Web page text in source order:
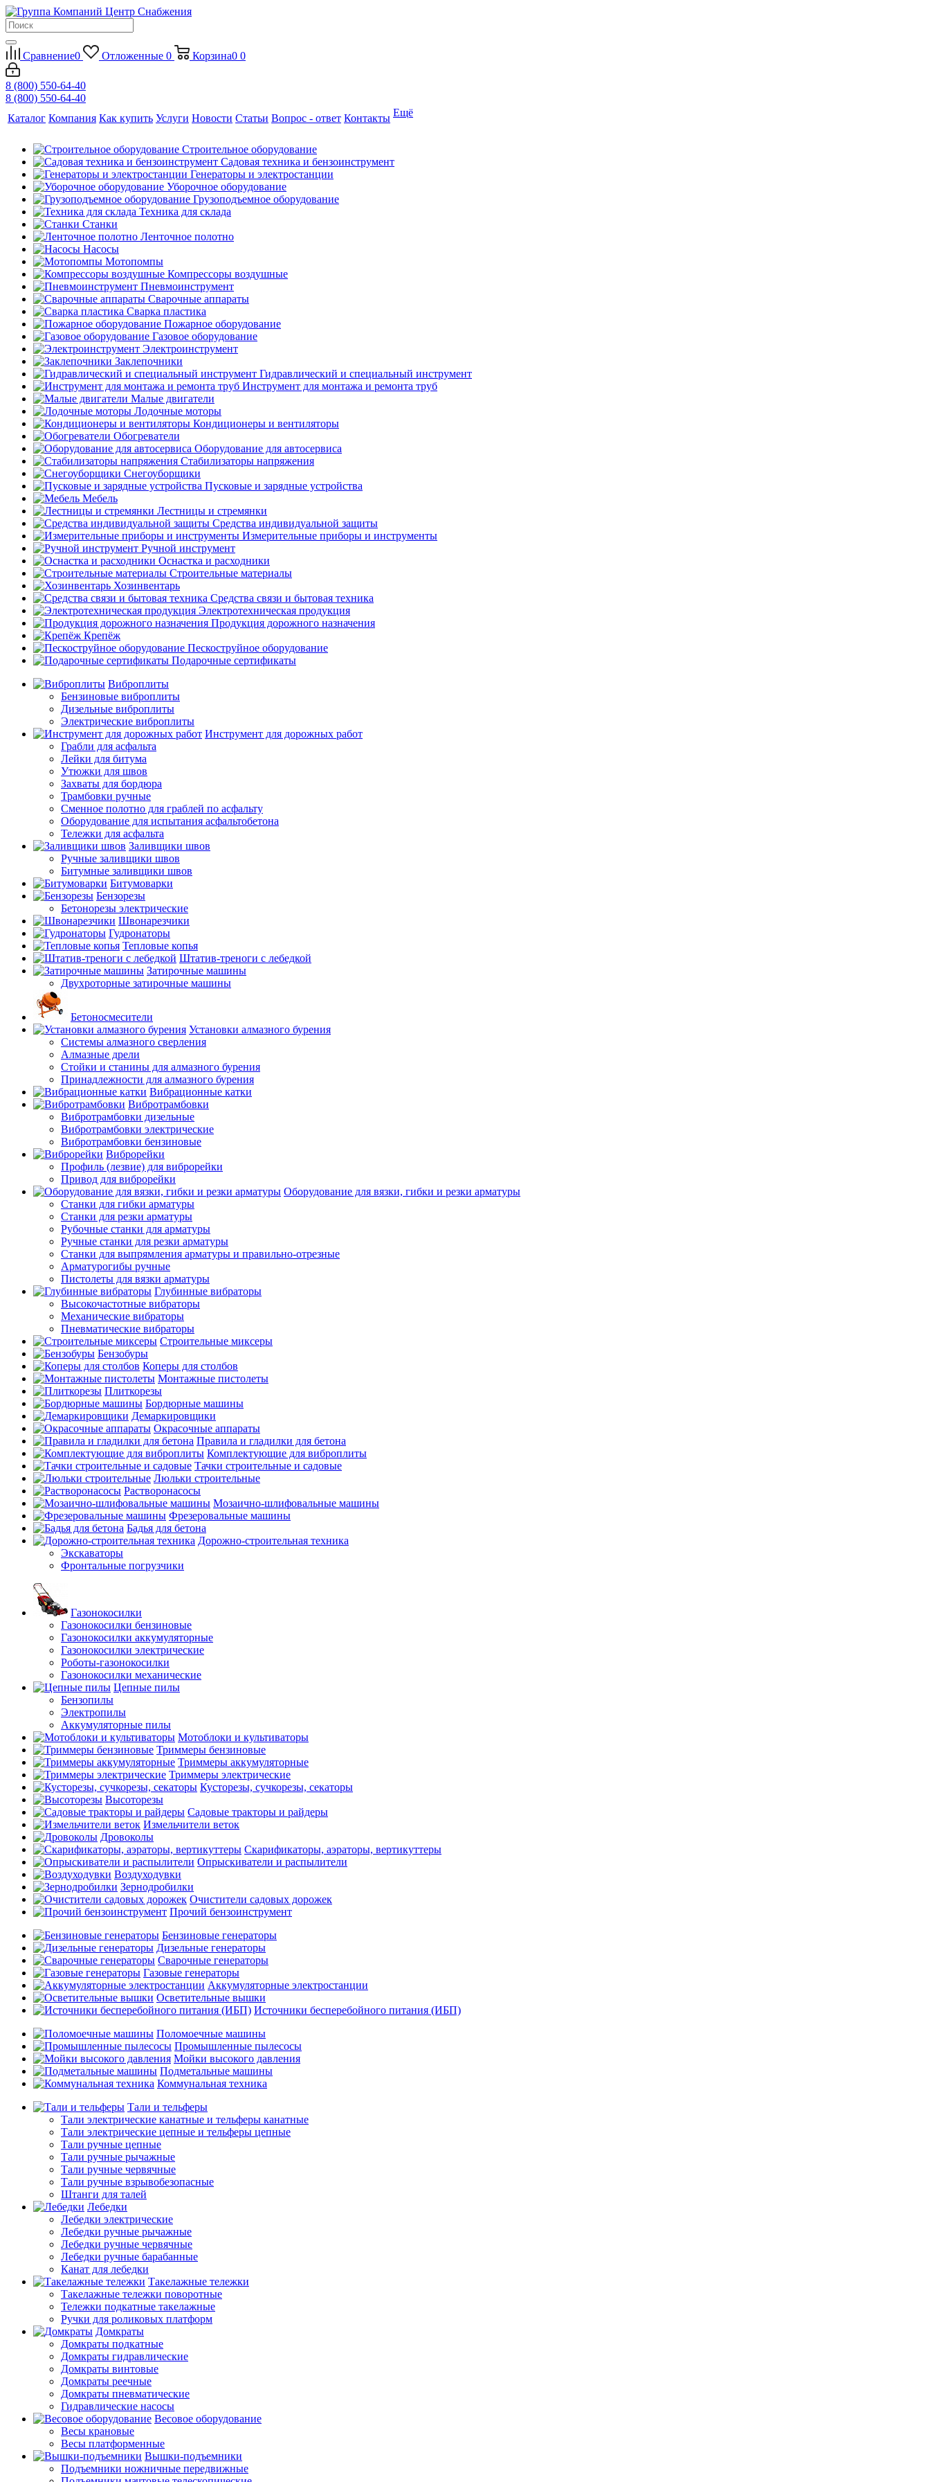
Сравнение0 Отложенные 0 Корзина0 0
8 (800) 550-64-40
8 (800) 550-64-40
Каталог Компания Как купить Услуги Новости Статьи Вопрос - ответ Контакты Ещё
Строительное оборудование
Садовая техника и бензоинструмент
Генераторы и электростанции
Уборочное оборудование
Грузоподъемное оборудование
Техника для склада
Станки
Ленточное полотно
Насосы
Мотопомпы
Компрессоры воздушные
Пневмоинструмент
Сварочные аппараты
Сварка пластика
Пожарное оборудование
Газовое оборудование
Электроинструмент
Заклепочники
Гидравлический и специальный инструмент
Инструмент для монтажа и ремонта труб
Малые двигатели
Лодочные моторы
Кондиционеры и вентиляторы
Обогреватели
Оборудование для автосервиса
Стабилизаторы напряжения
Снегоуборщики
Пусковые и зарядные устройства
Мебель
Лестницы и стремянки
Средства индивидуальной защиты
Измерительные приборы и инструменты
Ручной инструмент
Оснастка и расходники
Строительные материалы
Хозинвентарь
Средства связи и бытовая техника
Электротехническая продукция
Продукция дорожного назначения
Крепёж
Пескоструйное оборудование
Подарочные сертификаты
Виброплиты
Бензиновые виброплиты
Дизельные виброплиты
Электрические виброплиты
Инструмент для дорожных работ
Грабли для асфальта
Лейки для битума
Утюжки для швов
Захваты для бордюра
Трамбовки ручные
Сменное полотно для граблей по асфальту
Оборудование для испытания асфальтобетона
Тележки для асфальта
Заливщики швов
Ручные заливщики швов
Битумные заливщики швов
Битумоварки
Бензорезы
Бетонорезы электрические
Швонарезчики
Гудронаторы
Тепловые копья
Штатив-треноги с лебедкой
Затирочные машины
Двухроторные затирочные машины
Бетоносмесители
Установки алмазного бурения
Системы алмазного сверления
Алмазные дрели
Стойки и станины для алмазного бурения
Принадлежности для алмазного бурения
Вибрационные катки
Вибротрамбовки
Вибротрамбовки дизельные
Вибротрамбовки электрические
Вибротрамбовки бензиновые
Виброрейки
Профиль (лезвие) для виброрейки
Привод для виброрейки
Оборудование для вязки, гибки и резки арматуры
Станки для гибки арматуры
Станки для резки арматуры
Рубочные станки для арматуры
Ручные станки для резки арматуры
Станки для выпрямления арматуры и правильно-отрезные
Арматурогибы ручные
Пистолеты для вязки арматуры
Глубинные вибраторы
Высокочастотные вибраторы
Механические вибраторы
Пневматические вибраторы
Строительные миксеры
Бензобуры
Коперы для столбов
Монтажные пистолеты
Плиткорезы
Бордюрные машины
Демаркировщики
Окрасочные аппараты
Правила и гладилки для бетона
Комплектующие для виброплиты
Тачки строительные и садовые
Люльки строительные
Растворонасосы
Мозаично-шлифовальные машины
Фрезеровальные машины
Бадья для бетона
Дорожно-строительная техника
Экскаваторы
Фронтальные погрузчики
Газонокосилки
Газонокосилки бензиновые
Газонокосилки аккумуляторные
Газонокосилки электрические
Роботы-газонокосилки
Газонокосилки механические
Цепные пилы
Бензопилы
Электропилы
Аккумуляторные пилы
Мотоблоки и культиваторы
Триммеры бензиновые
Триммеры аккумуляторные
Триммеры электрические
Кусторезы, сучкорезы, секаторы
Высоторезы
Садовые тракторы и райдеры
Измельчители веток
Дровоколы
Скарификаторы, аэраторы, вертикуттеры
Опрыскиватели и распылители
Воздуходувки
Зернодробилки
Очистители садовых дорожек
Прочий бензоинструмент
Бензиновые генераторы
Дизельные генераторы
Сварочные генераторы
Газовые генераторы
Аккумуляторные электростанции
Осветительные вышки
Источники бесперебойного питания (ИБП)
Поломоечные машины
Промышленные пылесосы
Мойки высокого давления
Подметальные машины
Коммунальная техника
Тали и тельферы
Тали электрические канатные и тельферы канатные
Тали электрические цепные и тельферы цепные
Тали ручные цепные
Тали ручные рычажные
Тали ручные червячные
Тали ручные взрывобезопасные
Штанги для талей
Лебедки
Лебедки электрические
Лебедки ручные рычажные
Лебедки ручные червячные
Лебедки ручные барабанные
Канат для лебедки
Такелажные тележки
Такелажные тележки поворотные
Тележки подкатные такелажные
Ручки для роликовых платформ
Домкраты
Домкраты подкатные
Домкраты гидравлические
Домкраты винтовые
Домкраты реечные
Домкраты пневматические
Гидравлические насосы
Весовое оборудование
Весы крановые
Весы платформенные
Вышки-подъемники
Подъемники ножничные передвижные